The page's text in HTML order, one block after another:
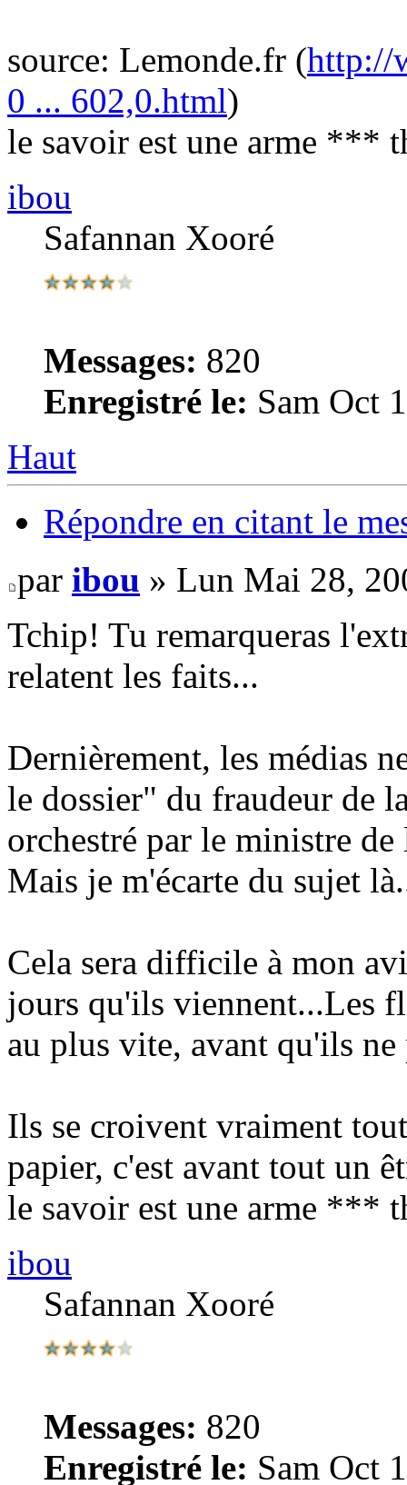
source: Lemonde.fr (http://
0 ... 602,0.html)
le savoir est une arme ***
ibou
Safannan Xooré
Messages: 820
Enregistré le: Sam Oct
Haut
Répondre en citant le
par ibou » Lun Mai 28,
Tchip! Tu remarqueras
relatent les faits...
Dernièrement, les médias
le dossier" du fraudeur de
orchestré par le ministre
Mais je m'écarte du sujet
Cela sera difficile à mon
jours qu'ils viennent...Les
au plus vite, avant qu'ils ne
Ils se croivent vraiment
papier, c'est avant tout un
le savoir est une arme ***
ibou
Safannan Xooré
Messages: 820
Enregistré le: Sam Oct